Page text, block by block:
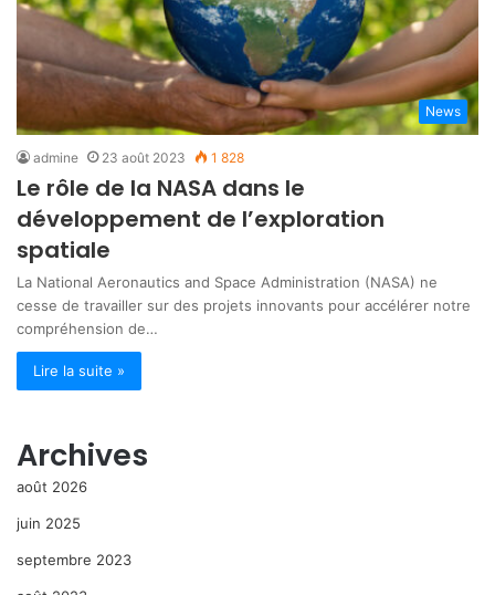
News
admine 23 août 2023 1 828
Le rôle de la NASA dans le
développement de l’exploration
spatiale
La National Aeronautics and Space Administration (NASA) ne
cesse de travailler sur des projets innovants pour accélérer notre
compréhension de…
Lire la suite »
Archives
août 2026
juin 2025
septembre 2023